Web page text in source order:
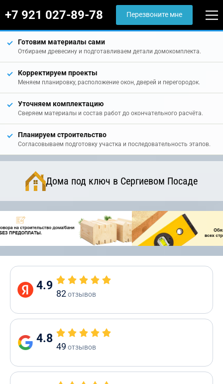
+7 921 027-89-78 Перезвоните мне
Готовим материалы сами
Отбираем древесину и подготавливаем детали домокомплекта.
Корректируем проекты
Меняем планировку, расположение окон, дверей и перегородок.
Уточняем комплектацию
Сверяем материалы и состав работ до окончательного расчёта.
Планируем строительство
Согласовываем подготовку участка и последовательность этапов.
Дома под ключ в Сергиевом Посаде
4.9
82отзывов
4.8
49 отзывов